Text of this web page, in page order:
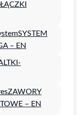
SYSTEM
– EN
ZAWORY
– EN